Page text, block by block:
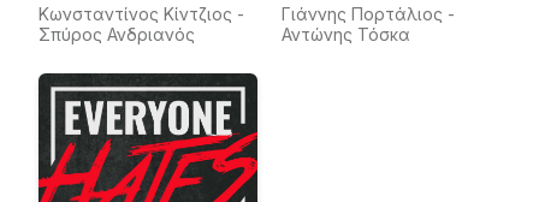
Κωνσταντίνος Κίντζιος -
Σπύρος Ανδριανός
Γιάννης Πορτάλιος -
Αντώνης Τόσκα